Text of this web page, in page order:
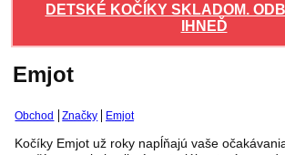
DETSKÉ KOČÍKY SKLADOM.
IHNEĎ
Emjot
Obchod Značky Emjot
Kočíky Emjot už roky napĺňajú vaše